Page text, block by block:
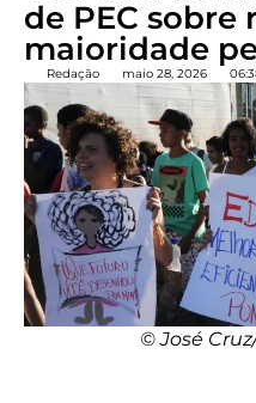
de PEC sobre
maioridade
Redação maio 28, 2026
© José